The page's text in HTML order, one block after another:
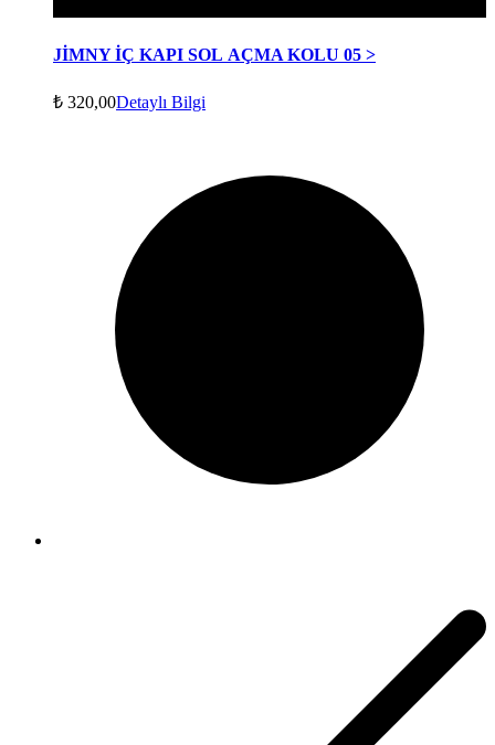
JİMNY İÇ KAPI SOL AÇMA KOLU 05 >
₺ 320,00Detaylı Bilgi